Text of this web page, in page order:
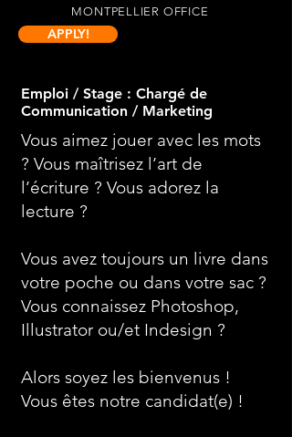
MONTPELLIER OFFICE
APPLY!
Emploi / Stage : Chargé de
Communication / Marketing
Vous aimez jouer avec les mots
? Vous maîtrisez l’art de
l’écriture ? Vous adorez la
lecture ?
Vous avez toujours un livre dans
votre poche ou dans votre sac ?
Vous connaissez Photoshop,
Illustrator ou/et Indesign ?
Alors soyez les bienvenus !
Vous êtes notre candidat(e) !